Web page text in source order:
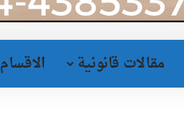
مقالات قانونية الاقسام